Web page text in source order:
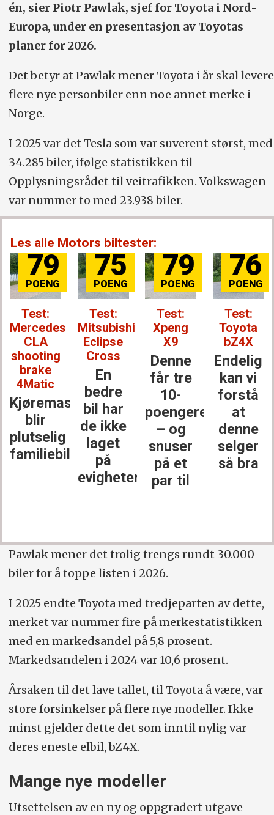
én, sier Piotr Pawlak, sjef for Toyota i Nord-
Europa, under en presentasjon av Toyotas
planer for 2026.
Det betyr at Pawlak mener Toyota i år skal levere
flere nye personbiler enn noe annet merke i
Norge.
I 2025 var det Tesla som var suverent størst, med
34.285 biler, ifølge statistikken til
Opplysningsrådet til veitrafikken. Volkswagen
var nummer to med 23.938 biler.
Les alle Motors biltester:
79
Test:
Mercedes
CLA
shooting
brake
4Matic
Kjøremaskinen
blir
plutselig
familiebil
75
Test:
Mitsubishi
Eclipse
Cross
En
bedre
bil har
de ikke
laget
på
evigheter
79
Test:
Xpeng
X9
Denne
får tre
10-
poengere
– og
snuser
på et
par til
76
Test:
Toyota
bZ4X
Endelig
kan vi
forstå
at
denne
selger
så bra
Pawlak mener det trolig trengs rundt 30.000
biler for å toppe listen i 2026.
I 2025 endte Toyota med tredjeparten av dette,
merket var nummer fire på merkestatistikken
med en markedsandel på 5,8 prosent.
Markedsandelen i 2024 var 10,6 prosent.
Årsaken til det lave tallet, til Toyota å være, var
store forsinkelser på flere nye modeller. Ikke
minst gjelder dette det som inntil nylig var
deres eneste elbil, bZ4X.
Mange nye modeller
Utsettelsen av en ny og oppgradert utgave